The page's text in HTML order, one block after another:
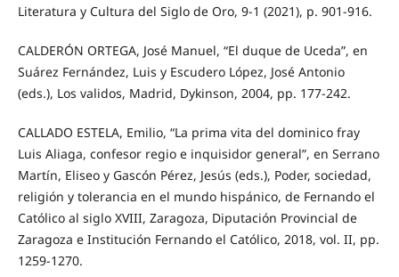
Literatura y Cultura del Siglo de Oro, 9-1 (2021), p. 901-916.
CALDERÓN ORTEGA, José Manuel, “El duque de Uceda”, en
Suárez Fernández, Luis y Escudero López, José Antonio
(eds.), Los validos, Madrid, Dykinson, 2004, pp. 177-242.
CALLADO ESTELA, Emilio, “La prima vita del dominico fray
Luis Aliaga, confesor regio e inquisidor general”, en Serrano
Martín, Eliseo y Gascón Pérez, Jesús (eds.), Poder, sociedad,
religión y tolerancia en el mundo hispánico, de Fernando el
Católico al siglo XVIII, Zaragoza, Diputación Provincial de
Zaragoza e Institución Fernando el Católico, 2018, vol. II, pp.
1259-1270.